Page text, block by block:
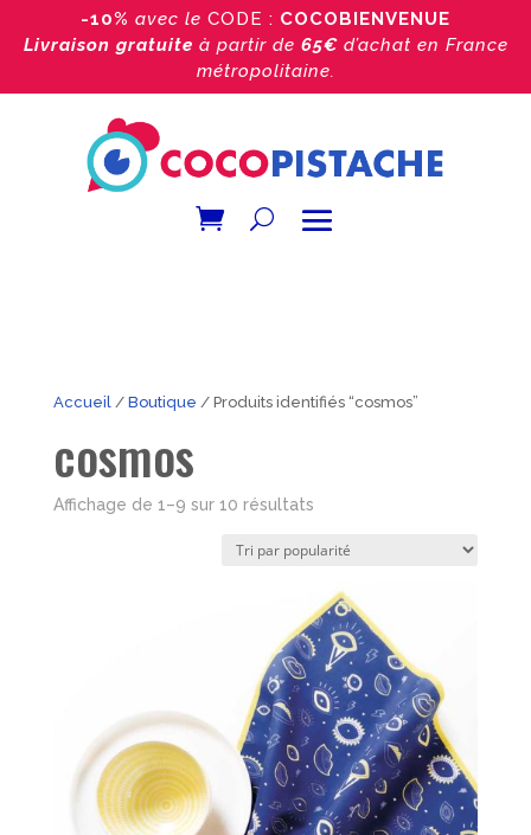
-10% avec le CODE : COCOBIENVENUE
Livraison gratuite à partir de 65€ d’achat en France
métropolitaine.
Accueil/ Boutique / Produits identifiés “cosmos”
cosmos
Affichage de 1–9 sur 10 résultatsTrié
popularité